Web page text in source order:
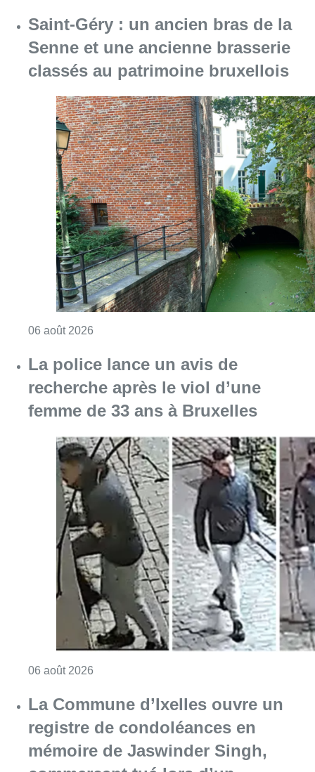
Saint-Géry : un ancien bras de la
Senne et une ancienne brasserie
classés au patrimoine bruxellois
06 août 2026
La police lance un avis de
recherche après le viol d’une
femme de 33 ans à Bruxelles
06 août 2026
La Commune d’Ixelles ouvre un
registre de condoléances en
mémoire de Jaswinder Singh,